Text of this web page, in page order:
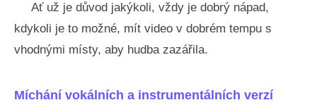
Ať už je důvod jakýkoli, vždy je dobrý nápad,
kdykoli je to možné, mít video v dobrém tempu s
vhodnými místy, aby hudba zazářila.
Míchání vokálních a instrumentálních verzí